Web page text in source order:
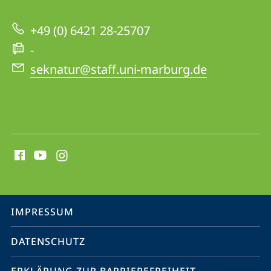
zur
Website
+49 (0) 6421 28-25707
-
seknatur@staff.uni-marburg.de
Media
Service-
Navigation
IMPRESSUM
DATENSCHUTZ